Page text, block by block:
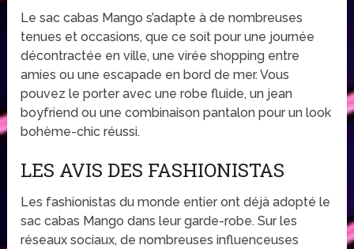
Le sac cabas Mango s’adapte à de nombreuses
tenues et occasions, que ce soit pour une journée
décontractée en ville, une virée shopping entre
amies ou une escapade en bord de mer. Vous
pouvez le porter avec une robe fluide, un jean
boyfriend ou une combinaison pantalon pour un look
bohème-chic réussi.
LES AVIS DES FASHIONISTAS
Les fashionistas du monde entier ont déjà adopté le
sac cabas Mango dans leur garde-robe. Sur les
réseaux sociaux, de nombreuses influenceuses